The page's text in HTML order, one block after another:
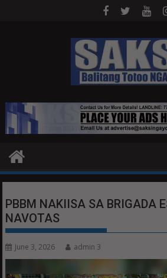
PBBM NAKIISA SA BRIGADA
NAVOTAS
June 3, 2026 admin 3